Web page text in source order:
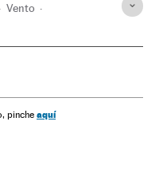
Vento
pinche aquí